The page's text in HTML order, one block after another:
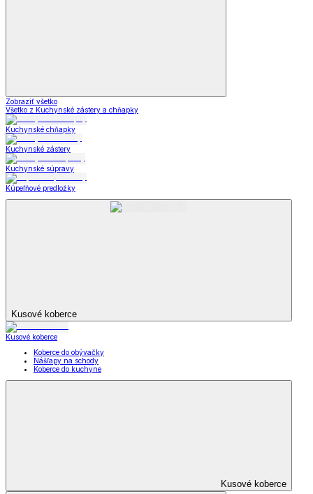
Zobraziť všetko
Všetko z Kuchynské zástery a chňapky
Kuchynské chňapky
Kuchynské zástery
Kuchynské súpravy
Kúpeľňové predložky
Kusové koberce
Kusové koberce
Koberce do obývačky
Nášľapy na schody
Koberce do kuchyne
Kusové koberce